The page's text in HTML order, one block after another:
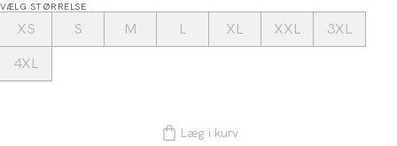
VÆLG STØRRELSE
XS S M L XL XXL
3XL
4XL
Læg i kurv